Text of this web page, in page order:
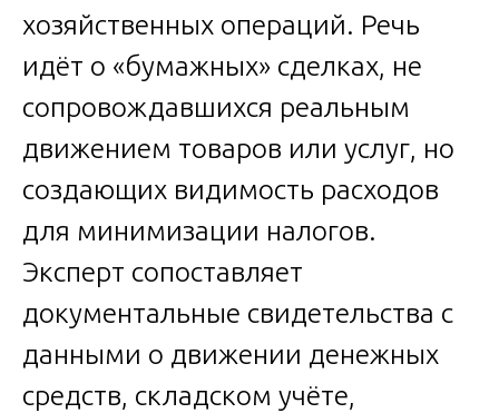
хозяйственных операций. Речь
идёт о «бумажных» сделках, не
сопровождавшихся реальным
движением товаров или услуг, но
создающих видимость расходов
для минимизации налогов.
Эксперт сопоставляет
документальные свидетельства с
данными о движении денежных
средств, складском учёте,